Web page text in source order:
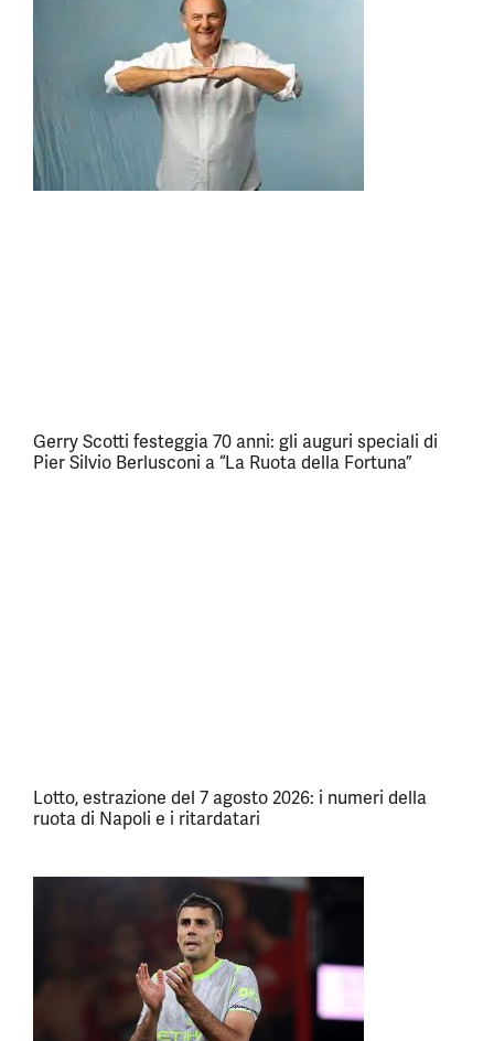
Gerry Scotti festeggia 70 anni: gli auguri speciali di
Pier Silvio Berlusconi a “La Ruota della Fortuna”
Lotto, estrazione del 7 agosto 2026: i numeri della
ruota di Napoli e i ritardatari